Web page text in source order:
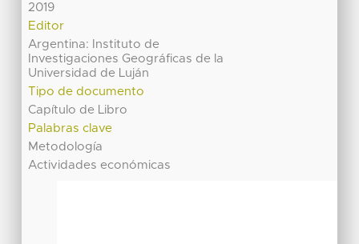
2019
Editor
Argentina: Instituto de
Investigaciones Geográficas de la
Universidad de Luján
Tipo de documento
Capítulo de Libro
Palabras clave
Metodología
Actividades económicas